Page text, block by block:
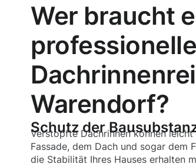
Wer braucht
professionelle
Warendorf?
Schutz der
Verstopfte Dachrinnen können
Fassade, dem Dach und sogar dem
die Stabilität Ihres Hauses erhalten